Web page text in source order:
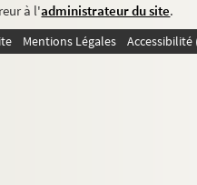
à l'administrateur du site.
Mentions Légales